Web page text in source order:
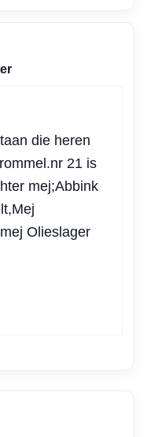
die heren
21 is
mej;Abbink
Olieslager